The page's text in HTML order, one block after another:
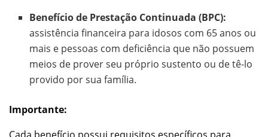
Benefício de Prestação Continuada (BPC):
assistência financeira para idosos com 65 anos ou
mais e pessoas com deficiência que não possuem
meios de prover seu próprio sustento ou de tê-lo
provido por sua família.
Importante: